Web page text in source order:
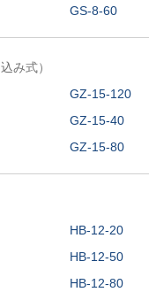
GS-8-60
み式）
GZ-15-120
GZ-15-40
GZ-15-80
HB-12-20
HB-12-50
HB-12-80